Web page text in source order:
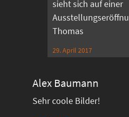
sieht sich auf einer
Thomas
29. April 2017
Alex Baumann
Sehr coole Bilder!